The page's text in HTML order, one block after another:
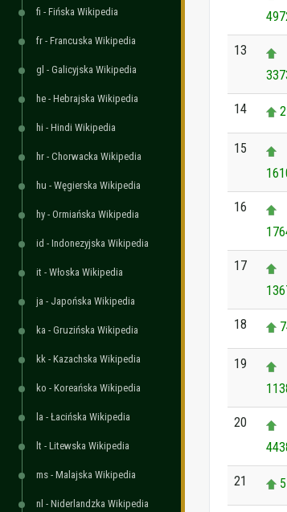
fi - Fińska Wikipedia
fr - Francuska Wikipedia
gl - Galicyjska Wikipedia
he - Hebrajska Wikipedia
hi - Hindi Wikipedia
hr - Chorwacka Wikipedia
hu - Węgierska Wikipedia
hy - Ormiańska Wikipedia
id - Indonezyjska Wikipedia
it - Włoska Wikipedia
ja - Japońska Wikipedia
ka - Gruzińska Wikipedia
kk - Kazachska Wikipedia
ko - Koreańska Wikipedia
la - Łacińska Wikipedia
lt - Litewska Wikipedia
ms - Malajska Wikipedia
nl - Niderlandzka Wikipedia
13
14
15
16
17
18
19
20
21